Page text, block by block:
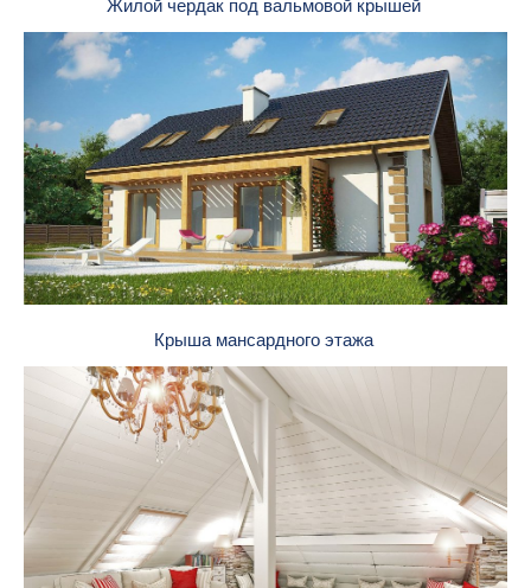
Жилой чердак под вальмовой крышей
Крыша мансардного этажа